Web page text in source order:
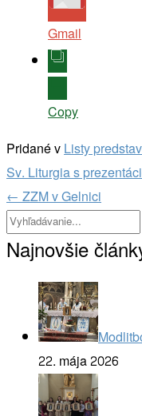
Gmail
Copy
Pridané vListy
Navigácia
v
článkoch
Sv. Liturgia s
←ZZM v Gelnici
Najnovšie
22. mája 2026